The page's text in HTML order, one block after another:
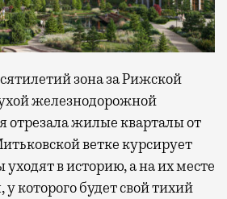
зона за Рижской
железнодорожной
отрезала жилые кварталы от
ветке курсирует
уходят в историю, а на их месте
у которого будет свой тихий